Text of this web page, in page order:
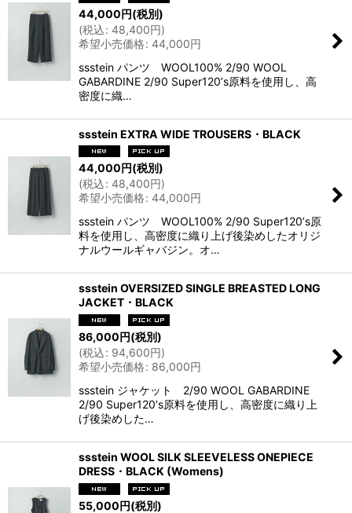
44,000円(税別)
(税込: 48,400円)
希望小売価格: 44,000円
ssstein パンツ WOOL100% 2/90 WOOL
GABARDINE 2/90 Super120ʼs原料を使用し、高
密度に織…
ssstein EXTRA WIDE TROUSERS・BLACK
44,000円(税別)
(税込: 48,400円)
希望小売価格: 44,000円
ssstein パンツ WOOL100% 2/90 Super120ʼs原
料を使用し、高密度に織り上げ後染めしたオリジ
ナルウールギャバジン。オ…
ssstein OVERSIZED SINGLE BREASTED LONG
JACKET・BLACK
86,000円(税別)
(税込: 94,600円)
希望小売価格: 86,000円
ssstein ジャケット 2/90 WOOL GABARDINE
2/90 Super120ʼs原料を使用し、高密度に織り上
げ後染めした…
ssstein WOOL SILK SLEEVELESS ONEPIECE
DRESS・BLACK (Womens)
55,000円(税別)